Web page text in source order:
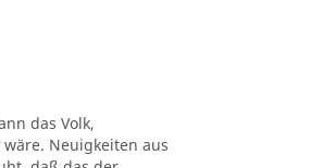
das Volk,
Neuigkeiten aus